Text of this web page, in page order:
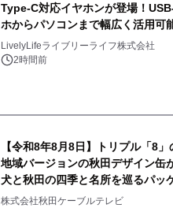
Type-C対応イヤホンが登場！
ホからパソコンまで幅広く活用可
LivelyLifeライブリーライフ株式会社
2時間前
【令和8年8月8日】トリプル「8
地域バージョンの秋田デザイン缶
犬と秋田の四季と名所を巡るパッ
で販売開始
株式会社秋田ケーブルテレビ